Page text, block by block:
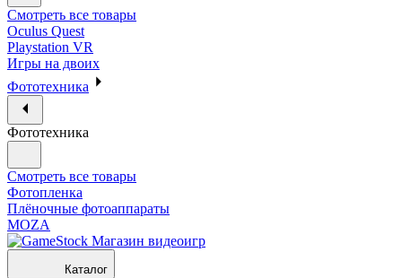
Смотреть все товары
Oculus Quest
Playstation VR
Игры на двоих
Фототехника
Фототехника
Смотреть все товары
Фотопленка
Плёночные фотоаппараты
MOZA
Каталог